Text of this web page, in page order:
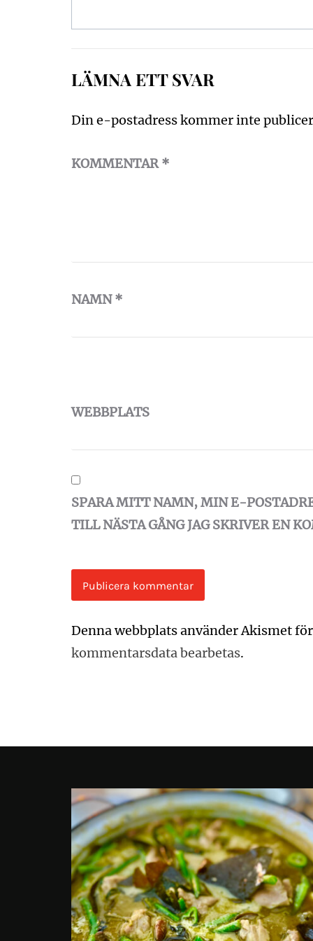
LÄMNA ETT SVAR
Din e-postadress kommer inte
KOMMENTAR*
NAMN*
WEBBPLATS
SPARA MITT NAMN, MIN E-
TILL NÄSTA GÅNG JAG SKRIVER EN
Denna webbplats använder Akismet
kommentarsdata bearbetas.